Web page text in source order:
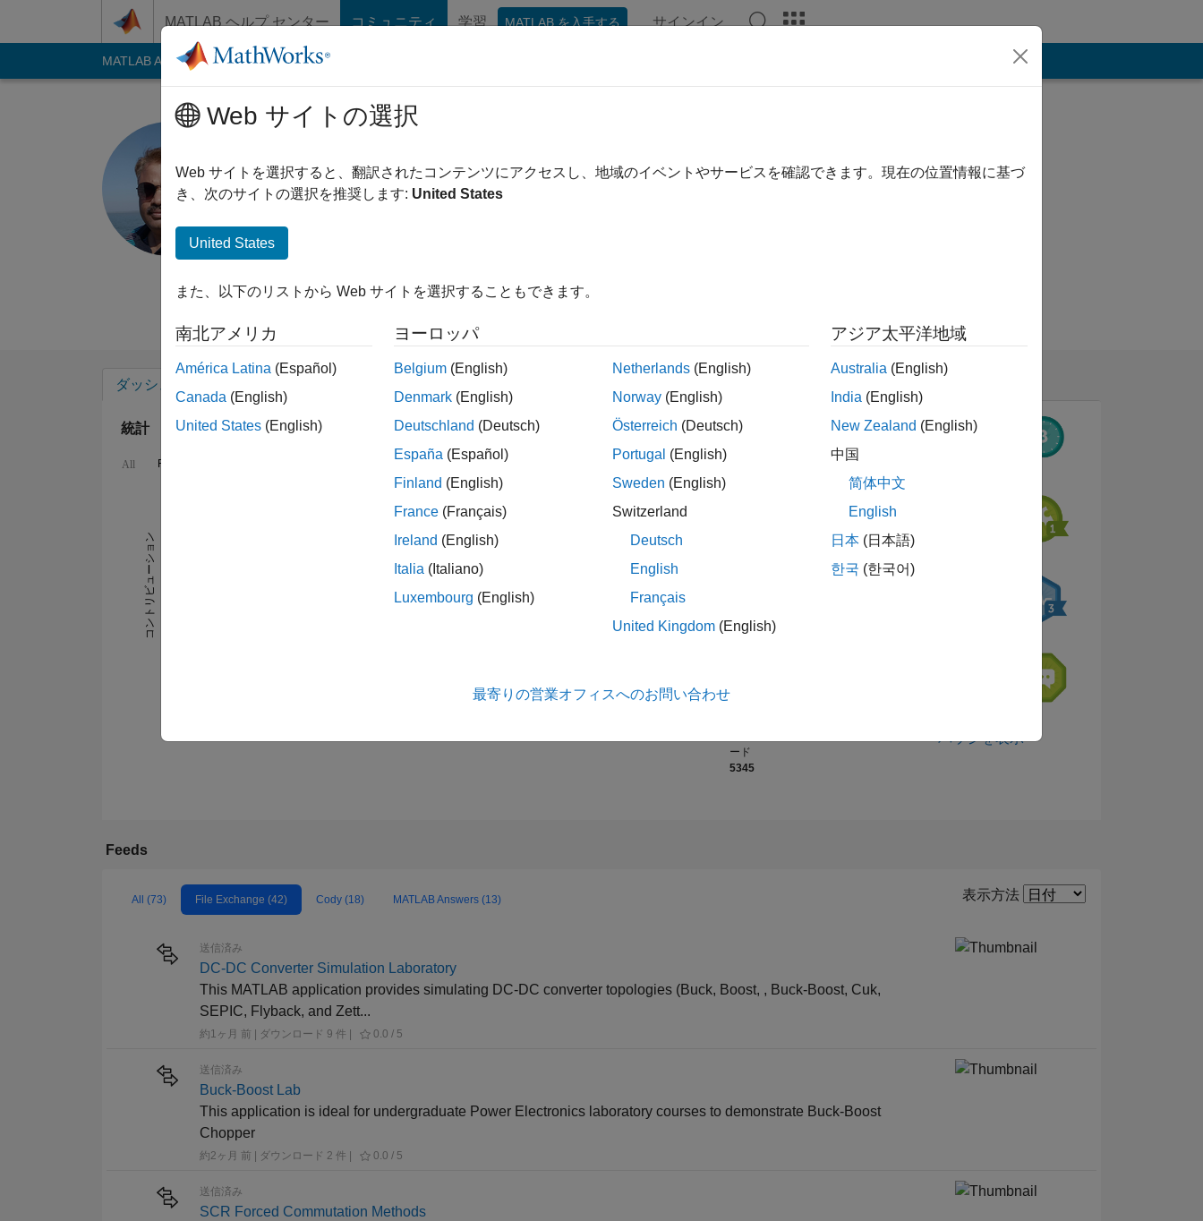
コンテンツへスキップ
MATLAB ヘルプ センター コミュニティ 学習 MATLAB を入手する サインイン
MATLAB Answers File Exchange Cody
Nitin Phadkule
2021 年からアクティブ
Followers:3Following:0
B.E. (Electrical), M.E.(Instrumentation), M.E.(Electrical Power Systems) Ph. D.(Electrical Engineering),
Engineering, Govt. College of Engineering, Aurangabad-431001, M.S. India
ダッシュボード
統計
All File Exchange
コントリビューション
タイムライン
ン
ード
5345
バッジを表示
Feeds
All (73) File Exchange (42) Cody (18) MATLAB Answers (13) Filter2
表示方法
送信済み
DC-DC Converter Simulation Laboratory
This MATLAB application provides simulating DC-DC converter topologies (Buck, Boost, , Buck-Boost, Cuk,
SEPIC, Flyback, and Zett...
約1ヶ月 前 | ダウンロード 9 件 | 0.0 / 5
送信済み
Buck-Boost Lab
This application is ideal for undergraduate Power Electronics laboratory courses to demonstrate Buck-Boost
Chopper
約2ヶ月 前 | ダウンロード 2 件 | 0.0 / 5
送信済み
SCR Forced Commutation Methods
Web サイトの選択
Web サイトを選択すると、翻訳されたコンテンツにアクセスし、地域のイベントやサービスを確認できます。現在の位置情報に基づ
き、次のサイトの選択を推奨します: United States
United States
また、以下のリストから Web サイトを選択することもできます。
南北アメリカ
América Latina (Español)
Canada (English)
United States (English)
ヨーロッパ
Belgium (English)
Denmark (English)
Deutschland (Deutsch)
España (Español)
Finland (English)
France (Français)
Ireland (English)
Italia (Italiano)
Luxembourg (English)
Netherlands (English)
Norway (English)
Österreich (Deutsch)
Portugal (English)
Sweden (English)
Switzerland
Deutsch
English
Français
United Kingdom (English)
アジア太平洋地域
Australia (English)
India (English)
New Zealand (English)
中国
简体中文
English
日本 (日本語)
한국 (한국어)
最寄りの営業オフィスへのお問い合わせ